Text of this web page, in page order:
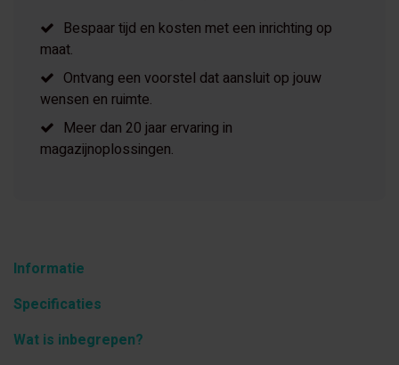
Bespaar tijd en kosten met een inrichting op
maat.
Ontvang een voorstel dat aansluit op jouw
wensen en ruimte.
Meer dan 20 jaar ervaring in
magazijnoplossingen.
Informatie
Specificaties
Wat is inbegrepen?